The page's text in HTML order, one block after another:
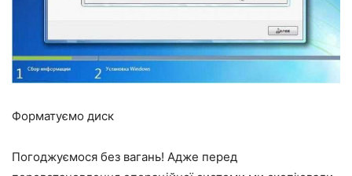
Форматуємо диск
Погоджуємося без вагань! Адже перед